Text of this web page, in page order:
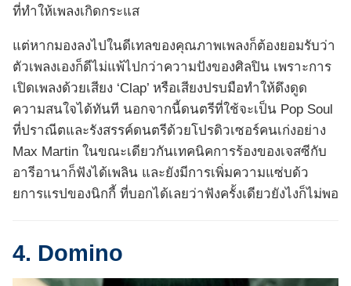
ที่ทำให้เพลงเกิดกระแส
แต่หากมองลงไปในดีเทลของคุณภาพเพลงก็ต้องยอมรับว่า
ตัวเพลงเองก็ดีไม่แพ้ไปกว่าความปังของศิลปิน เพราะการ
เปิดเพลงด้วยเสียง ‘Clap’ หรือเสียงปรบมือทำให้ดึงดูด
ความสนใจได้ทันที นอกจากนี้ดนตรีที่ใช้จะเป็น Pop Soul
ที่ปราณีตและรังสรรค์ดนตรีด้วยโปรดิวเซอร์คนเก่งอย่าง
Max Martin ในขณะเดียวกันเทคนิคการร้องของเจสซีกับ
อารีอานาก็ฟังได้เพลิน และยังมีการเพิ่มความแซ่บด้ว
ยการแรปของนิกกี้ ที่บอกได้เลยว่าฟังครั้งเดียวยังไงก็ไม่พอ
4. Domino